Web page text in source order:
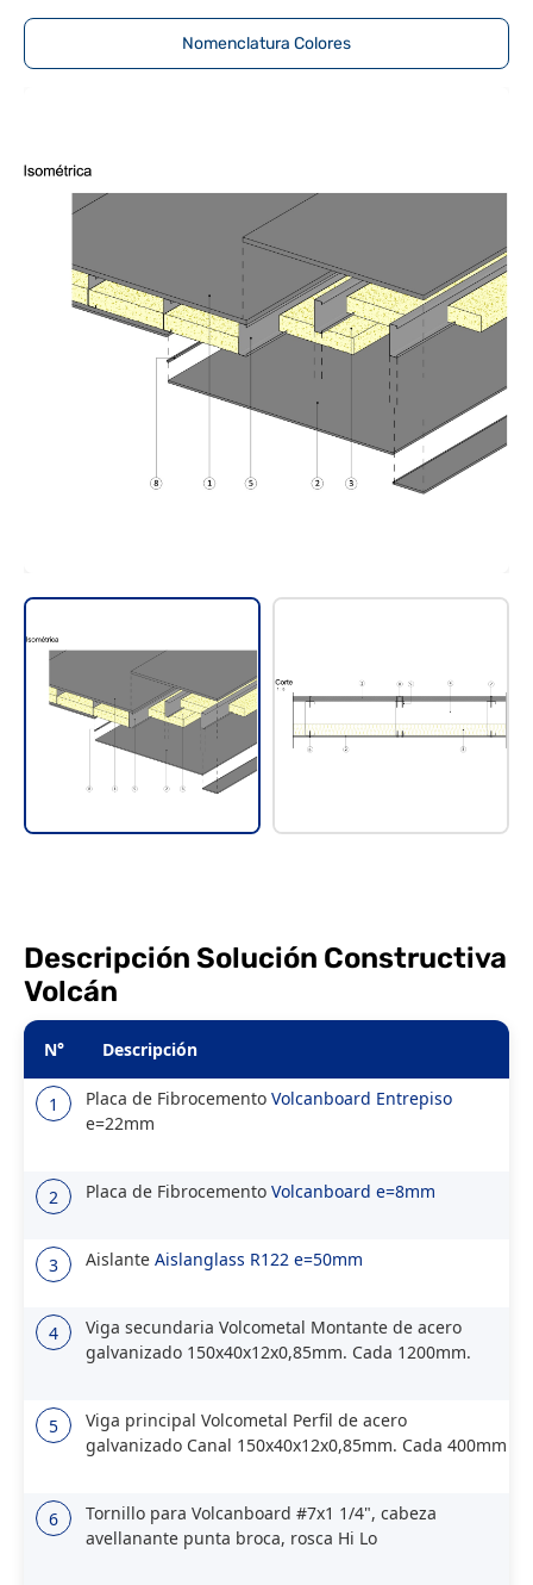
Nomenclatura Colores
Descripción Solución Constructiva
Volcán
N° Descripción
1 Placa de Fibrocemento Volcanboard Entrepiso
e=22mm
2 Placa de Fibrocemento Volcanboard e=8mm
3 Aislante Aislanglass R122 e=50mm
4
Viga secundaria Volcometal Montante de acero
galvanizado 150x40x12x0,85mm. Cada 1200mm.
5
Viga principal Volcometal Perfil de acero
galvanizado Canal 150x40x12x0,85mm. Cada 400mm
6
Tornillo para Volcanboard #7x1 1/4", cabeza
avellanante punta broca, rosca Hi Lo